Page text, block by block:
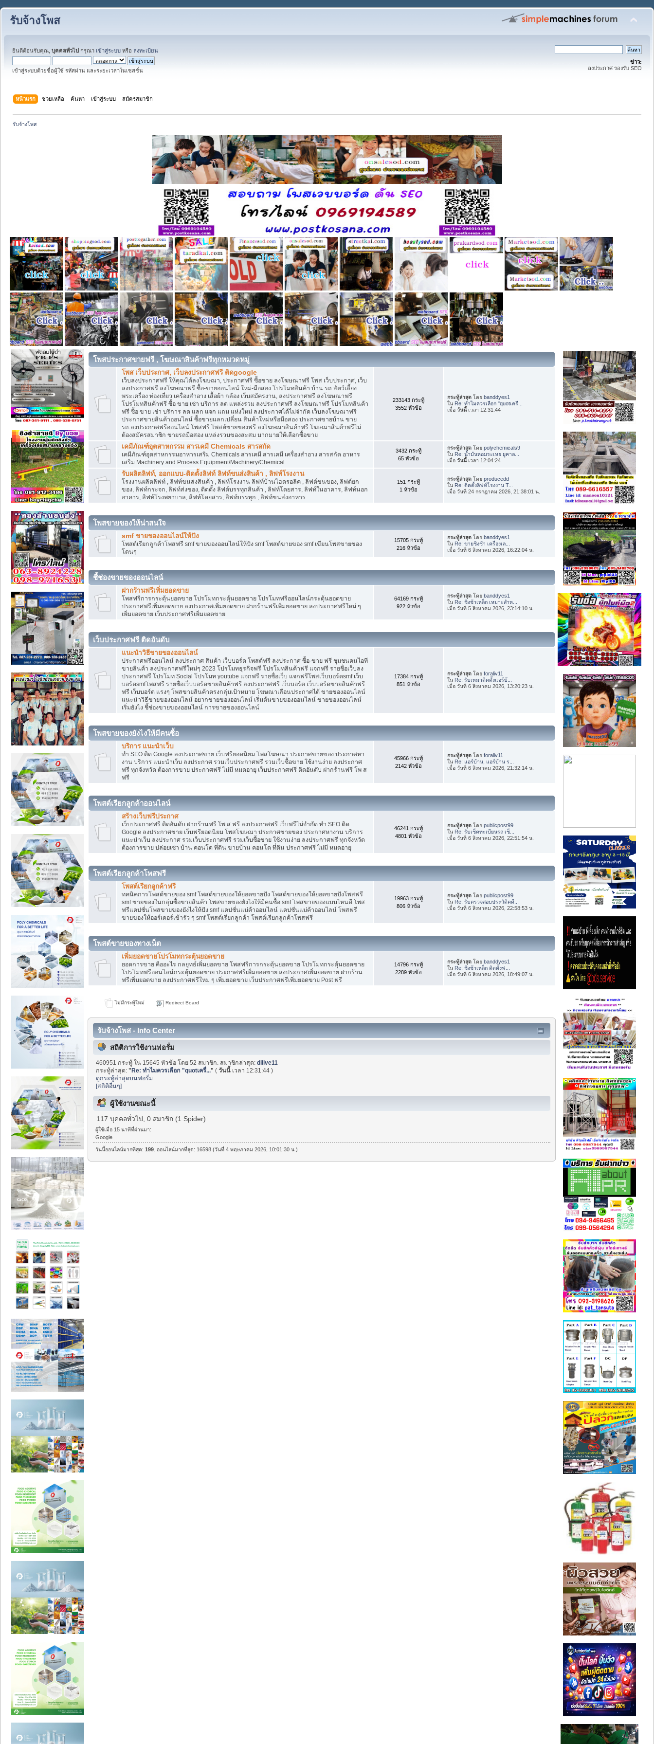
รับจ้างโพส
ยินดีต้อนรับคุณ, บุคคลทั่วไป กรุณา เข้าสู่ระบบ หรือ ลงทะเบียน
เข้าสู่ระบบด้วยชื่อผู้ใช้ รหัสผ่าน และระยะเวลาในเซสชั่น
ข่าว:
ลงประกาศ รองรับ SEO
หน้าแรก ช่วยเหลือ ค้นหา เข้าสู่ระบบ สมัครสมาชิก
รับจ้างโพส
โพสประกาศขายฟรี , โฆษณาสินค้าฟรีทุกหมวดหมู่
โพส เว็บประกาศ, เว็บลงประกาศฟรี ติดgoogle
เว็บลงประกาศฟรี ให้คุณได้ลงโฆษณา, ประกาศฟรี ซื้อขาย ลงโฆษณาฟรี โพส เว็บประกาศ, เว็บ
ลงประกาศฟรี ลงโฆษณาฟรี ซื้อ-ขายออนไลน์ ใหม่-มือสอง โปรโมทสินค้า บ้าน รถ สัตว์เลี้ยง
พระเครื่อง ท่องเที่ยว เครื่องสำอาง เสื้อผ้า กล้อง เว็บสมัครงาน, ลงประกาศฟรี ลงโฆษณาฟรี
โปรโมทสินค้าฟรี ซื้อ ขาย เช่า บริการ ลด แหล่งรวม ลงประกาศฟรี ลงโฆษณาฟรี โปรโมทสินค้า
ฟรี ซื้อ ขาย เช่า บริการ ลด แลก แจก แถม แห่งใหม่ ลงประกาศได้ไม่จำกัด เว็บลงโฆษณาฟรี
ประกาศขายสินค้าออนไลน์ ซื้อขายแลกเปลี่ยน สินค้าใหม่หรือมือสอง ประกาศขายบ้าน ขาย
รถ.ลงประกาศฟรีออนไลน์ โพสฟรี โพสต์ขายของฟรี ลงโฆษณาสินค้าฟรี โฆษณาสินค้าฟรีไม่
ต้องสมัครสมาชิก ขายรถมือสอง แหล่งรวมของสะสม มากมายให้เลือกซื้อขาย
233143 กระทู้
3552 หัวข้อ
กระทู้ล่าสุด โดยbanddyes1
ใน Re: ทำไมควรเลือก "quotเครื่...
เมื่อวันนี้เวลา 12:31:44
เคมีภัณฑ์อุตสาหกรรม สารเคมี Chemicals สารสกัด
เคมีภัณฑ์อุตสาหกรรมอาหารเสริม Chemicals สารเคมี สารเคมี เครื่องสำอาง สารสกัด อาหาร
เสริม Machinery and Process Equipment/Machinery/Chemical
3432 กระทู้
65 หัวข้อ
กระทู้ล่าสุด โดยpolychemicals9
ใน Re: น้ำมันหอมระเหย ยูคาล...
เมื่อวันนี้เวลา 12:04:24
รับผลิตลิฟท์, ออกแบบ-ติดตั้งลิฟท์ ลิฟท์ขนส่งสินค้า , ลิฟท์โรงงาน
โรงงานผลิตลิฟท์ , ลิฟท์ขนส่งสินค้า , ลิฟท์โรงงาน ลิฟท์บ้านไฮดรอลิค , ลิฟต์ขนของ, ลิฟต์ยก
ของ, ลิฟท์กระจก, ลิฟท์ส่งของ, ติดตั้ง ลิฟต์บรรทุกสินค้า , ลิฟท์โดยสาร, ลิฟท์ในอาคาร, ลิฟท์นอก
อาคาร, ลิฟท์โรงพยาบาล, ลิฟท์โดยสาร, ลิฟท์บรรทุก , ลิฟท์ขนส่งอาหาร
151 กระทู้
1 หัวข้อ
กระทู้ล่าสุด โดยproducedd
ใน Re: ติดตั้งลิฟท์โรงงาน T...
เมื่อ วันที่ 24 กรกฎาคม 2026, 21:38:01 น.
โพสขายของให้น่าสนใจ
smf ขายของออนไลน์ให้ปัง
โพสต์เรียกลูกค้าโพสฟรี smf ขายของออนไลน์ให้ปัง smf โพสต์ขายของ smf เขียนโพสขายของ
โดนๆ
15705 กระทู้
216 หัวข้อ
กระทู้ล่าสุด โดยbanddyes1
ใน Re: ขายชิงช้า เครื่องเล...
เมื่อ วันที่ 6 สิงหาคม 2026, 16:22:04 น.
ชี้ช่องขายของออนไลน์
ฝากร้านฟรีเพิ่มยอดขาย
โพสฟรีการกระตุ้นยอดขาย โปรโมทกระตุ้นยอดขาย โปรโมทฟรีออนไลน์กระตุ้นยอดขาย
ประกาศฟรีเพิ่มยอดขาย ลงประกาศเพิ่มยอดขาย ฝากร้านฟรีเพิ่มยอดขาย ลงประกาศฟรีใหม่ ๆ
เพิ่มยอดขาย เว็บประกาศฟรีเพิ่มยอดขาย
64169 กระทู้
922 หัวข้อ
กระทู้ล่าสุด โดยbanddyes1
ใน Re: ชิงช้าเหล็ก เหมาะสำห...
เมื่อ วันที่ 5 สิงหาคม 2026, 23:14:10 น.
เว็บประกาศฟรี ติดอันดับ
แนะนำวิธีขายของออนไลน์
ประกาศฟรีออนไลน์ ลงประกาศ สินค้า เว็บบอร์ด โพสต์ฟรี ลงประกาศ ซื้อ-ขาย ฟรี ชุมชนคนไอที
ขายสินค้า ลงประกาศฟรีใหม่ๆ 2023 โปรโมทธุรกิจฟรี โปรโมทสินค้าฟรี แจกฟรี รายชื่อเว็บลง
ประกาศฟรี โปรโมท Social โปรโมท youtube แจกฟรี รายชื่อเว็บ แจกฟรีโพสเว็บบอร์ดsmf เว็บ
บอร์ดsmfโพสฟรี รายชื่อเว็บบอร์ดขายสินค้าฟรี ลงประกาศฟรี เว็บบอร์ด เว็บบอร์ดขายสินค้าฟรี
ฟรี เว็บบอร์ด แรงๆ โพสขายสินค้าตรงกลุ่มเป้าหมาย โฆษณาเลื่อนประกาศได้ ขายของออนไลน์
แนะนำวิธีขายของออนไลน์ อยากขายของออนไลน์ เริ่มต้นขายของออนไลน์ ขายของออนไลน์
เริ่มยังไง ชี้ช่องขายของออนไลน์ การขายของออนไลน์
17384 กระทู้
851 หัวข้อ
กระทู้ล่าสุด โดยforaliv11
ใน Re: รับเหมาติดตั้งแอร์บ้...
เมื่อ วันที่ 6 สิงหาคม 2026, 13:20:23 น.
โพสขายของยังไงให้มีคนซื้อ
บริการ แนะนำเว็บ
ทำ SEO ติด Google ลงประกาศขาย เว็บฟรียอดนิยม โพสโฆษณา ประกาศขายของ ประกาศหา
งาน บริการ แนะนำเว็บ ลงประกาศ รวมเว็บประกาศฟรี รวมเว็บซื้อขาย ใช้งานง่าย ลงประกาศ
ฟรี ทุกจังหวัด ต้องการขาย ประกาศฟรี ไม่มี หมดอายุ เว็บประกาศฟรี ติดอันดับ ฝากร้านฟรี โพ ส
ฟรี
45966 กระทู้
2142 หัวข้อ
กระทู้ล่าสุด โดยforaliv11
ใน Re: แอร์บ้าน, แอร์บ้าน ร...
เมื่อ วันที่ 6 สิงหาคม 2026, 21:32:14 น.
โพสต์เรียกลูกค้าออนไลน์
สร้างเว็บฟรีประกาศ
เว็บประกาศฟรี ติดอันดับ ฝากร้านฟรี โพ ส ฟรี ลงประกาศฟรี เว็บฟรีไม่จำกัด ทำ SEO ติด
Google ลงประกาศขาย เว็บฟรียอดนิยม โพสโฆษณา ประกาศขายของ ประกาศหางาน บริการ
แนะนำเว็บ ลงประกาศ รวมเว็บประกาศฟรี รวมเว็บซื้อขาย ใช้งานง่าย ลงประกาศฟรี ทุกจังหวัด
ต้องการขาย ปล่อยเช่า บ้าน คอนโด ที่ดิน ขายบ้าน คอนโด ที่ดิน ประกาศฟรี ไม่มี หมดอายุ
46241 กระทู้
4801 หัวข้อ
กระทู้ล่าสุด โดยpublicpost99
ใน Re: รับเช็คทะเบียนรถ เช็...
เมื่อ วันที่ 6 สิงหาคม 2026, 22:51:54 น.
โพสต์เรียกลูกค้าโพสฟรี
โพสต์เรียกลูกค้าฟรี
ทคนิคการโพสต์ขายของ smf โพสต์ขายของให้ยอดขายปัง โพสต์ขายของให้ยอดขายปังโพสฟรี
smf ขายของในกลุ่มซื้อขายสินค้า โพสขายของยังไงให้มีคนซื้อ smf โพสขายของแบบไหนดี โพส
ฟรีแคปชั่นโพสขายของยังไงให้ปัง smf แคปชั่นแม่ค้าออนไลน์ แคปชั่นแม่ค้าออนไลน์ โพสฟรี
ขายของให้ออร์เดอร์เข้ารัว ๆ smf โพสต์เรียกลูกค้า โพสต์เรียกลูกค้าโพสฟรี
19963 กระทู้
806 หัวข้อ
กระทู้ล่าสุด โดยpublicpost99
ใน Re: รับตรวจสอบประวัติคดี...
เมื่อ วันที่ 6 สิงหาคม 2026, 22:58:53 น.
โพสต์ขายของทางเน็ต
เพิ่มยอดขายโปรโมทกระตุ้นยอดขาย
ยอดการขาย คืออะไร กลยุทธ์เพิ่มยอดขาย โพสฟรีการกระตุ้นยอดขาย โปรโมทกระตุ้นยอดขาย
โปรโมทฟรีออนไลน์กระตุ้นยอดขาย ประกาศฟรีเพิ่มยอดขาย ลงประกาศเพิ่มยอดขาย ฝากร้าน
ฟรีเพิ่มยอดขาย ลงประกาศฟรีใหม่ ๆ เพิ่มยอดขาย เว็บประกาศฟรีเพิ่มยอดขาย Post ฟรี
14796 กระทู้
2289 หัวข้อ
กระทู้ล่าสุด โดยbanddyes1
ใน Re: ชิงช้าเหล็ก ติดตั้งฟ...
เมื่อ วันที่ 6 สิงหาคม 2026, 18:49:07 น.
ไม่มีกระทู้ใหม่ Redirect Board
รับจ้างโพส - Info Center
สถิติการใช้งานฟอรั่ม
460951 กระทู้ ใน 15645 หัวข้อ โดย 52 สมาชิก. สมาชิกล่าสุด:dilive11
กระทู้ล่าสุด:"Re: ทำไมควรเลือก "quotเครื่..." (วันนี้ เวลา 12:31:44 )
ดูกระทู้ล่าสุดบนฟอรั่ม
[สถิติอื่นๆ]
ผู้ใช้งานขณะนี้
117 บุคคลทั่วไป, 0 สมาชิก (1 Spider)
ผู้ใช้เมื่อ 15 นาทีที่ผ่านมา:
Google
วันนี้ออนไลน์มากที่สุด:199 . ออนไลน์มากที่สุด: 16598 (วันที่ 4 พฤษภาคม 2026, 10:01:30 น.)